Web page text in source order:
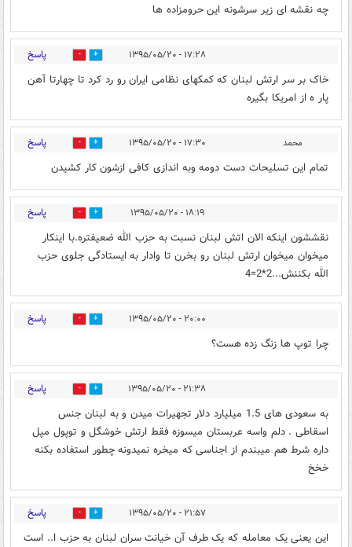
چه نقشه ای زیر سرشونه این حرومزاده ها
۱۷:۲۸ - ۱۳۹۵/۰۵/۲۰ 0 پاسخ
خاک بر سر ارتش لبنان که کمکهای نظامی ایران رو رد کرد تا چهارتا آهن
پار ه از امریکا بگیره
محمد ۱۷:۳۰ - ۱۳۹۵/۰۵/۲۰ 0 پاسخ
تمام این تسلیحات دست دومه وبه اندازی کافی ازشون کار کشیدن
۱۸:۱۹ - ۱۳۹۵/۰۵/۲۰ 0 پاسخ
نقششون اینکه الان اتش لبنان نسبت به حزب الله ضعیفتره.با اینکار
میخوان میخوان ارتش لبنان رو بخرن تا وادار به ایستادگی جلوی حزب
الله بکننش...2*2=4
۲۰:۰۰ - ۱۳۹۵/۰۵/۲۰ 0 پاسخ
چرا توپ ها زنگ زده هست؟
۲۱:۳۸ - ۱۳۹۵/۰۵/۲۰ 0 پاسخ
به سعودی های 1.5 میلیارد دلار تجهیرات میدن و به لبنان جنس
اسقاطی . دلم واسه عربستان میسوزه فقط ارتش خوشگل و توپول مپل
داره شرط هم میبندم از اجناسی که میخره نمیدونه چطور استفاده بکنه
خخخ
۲۱:۵۷ - ۱۳۹۵/۰۵/۲۰ 0 پاسخ
این یعنی یک معامله که یک طرف آن خیانت سران لبنان به حزب ا.. است